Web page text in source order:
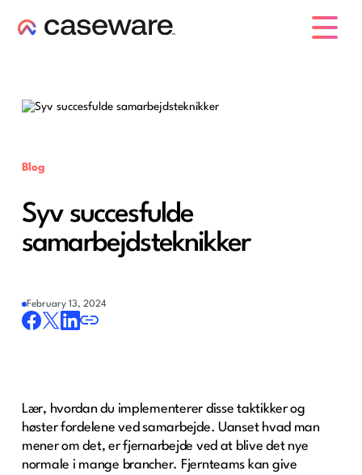
Blog
Syv succesfulde
samarbejdsteknikker
February 13, 2024
Lær, hvordan du implementerer disse taktikker og
høster fordelene ved samarbejde. Uanset hvad man
mener om det, er fjernarbejde ved at blive det nye
normale i mange brancher. Fjernteams kan give